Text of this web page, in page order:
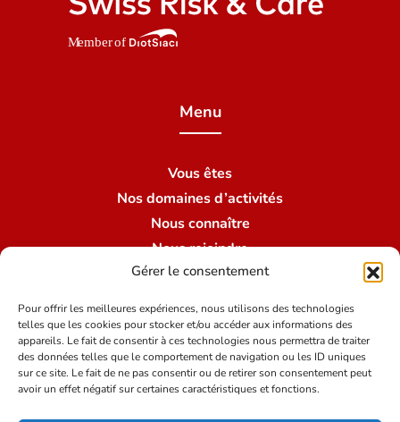
Gérer le consentement
Pour offrir les meilleures expériences, nous utilisons des technologies
telles que les cookies pour stocker et/ou accéder aux informations des
appareils. Le fait de consentir à ces technologies nous permettra de traiter
des données telles que le comportement de navigation ou les ID uniques
sur ce site. Le fait de ne pas consentir ou de retirer son consentement peut
avoir un effet négatif sur certaines caractéristiques et fonctions.
Menu
Vous êtes
Nos domaines d’activités
Nous connaître
Nous rejoindre
Nous contacter
Conditions du site